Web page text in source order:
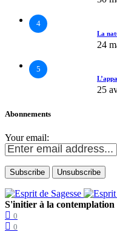
4
La
24
5
25
Abonnements
Your email:
S'initier à la contemplation
0
0